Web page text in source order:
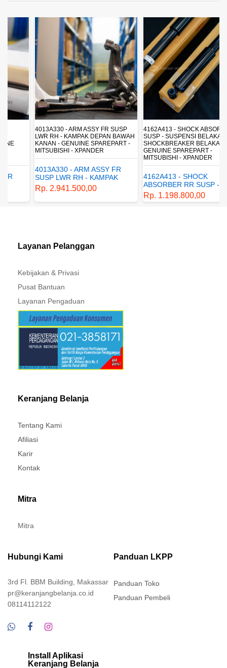
4013A330 - ARM ASSY FR SUSP
LWR RH - KAMPAK DEPAN BAWAH
KANAN - GENUINE SPAREPART -
MITSUBISHI - XPANDER
4013A330 - ARM ASSY FR
SUSP LWR RH - KAMPAK
DEPAN BAWAH KANAN -
GENUINE SPAREPART -
MITSUBISHI - XPANDER
Rp. 2.941.500,00
4162A413 - SHOCK ABSORBER RR
SUSP - SUSPENSI BELAKANG -
SHOCKBREAKER BELAKANG -
GENUINE SPAREPART -
MITSUBISHI - XPANDER
4162A413 - SHOCK
ABSORBER RR SUSP -
SUSPENSI BELAKANG -
SHOCKBREAKER BELAKANG
Rp. 1.198.800,00
Layanan Pelanggan
Kebijakan & Privasi
Pusat Bantuan
Layanan Pengaduan
Keranjang Belanja
Tentang Kami
Afiliasi
Karir
Kontak
Mitra
Mitra
Hubungi Kami
3rd Fl. BBM Building, Makassar
pr@keranjangbelanja.co.id
08114112122
Panduan LKPP
Panduan Toko
Panduan Pembeli
Install Aplikasi
Keranjang Belanja